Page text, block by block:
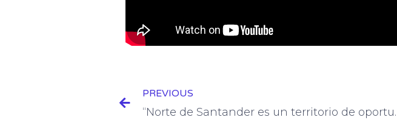
PREVIOUS
“Norte de